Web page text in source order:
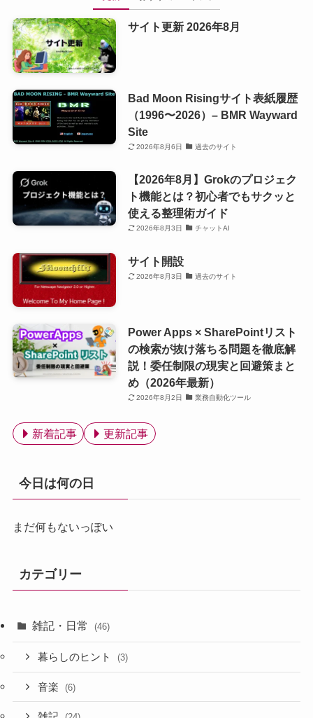
サイト更新 2026年8月
Bad Moon Risingサイト表紙履歴
（1996〜2026）– BMR Wayward
Site
2026年8月6日 過去のサイト
【2026年8月】Grokのプロジェク
ト機能とは？初心者でもサクッと
使える整理術ガイド
2026年8月3日 チャットAI
サイト開設
2026年8月3日 過去のサイト
Power Apps × SharePointリスト
の検索が抜け落ちる問題を徹底解
説！委任制限の現実と回避策まと
め（2026年最新）
2026年8月2日 業務自動化ツール
新着記事 更新記事
今日は何の日
まだ何もないっぽい
カテゴリー
雑記・日常 (46)
暮らしのヒント (3)
音楽 (6)